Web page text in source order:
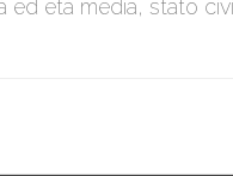
età media, stato